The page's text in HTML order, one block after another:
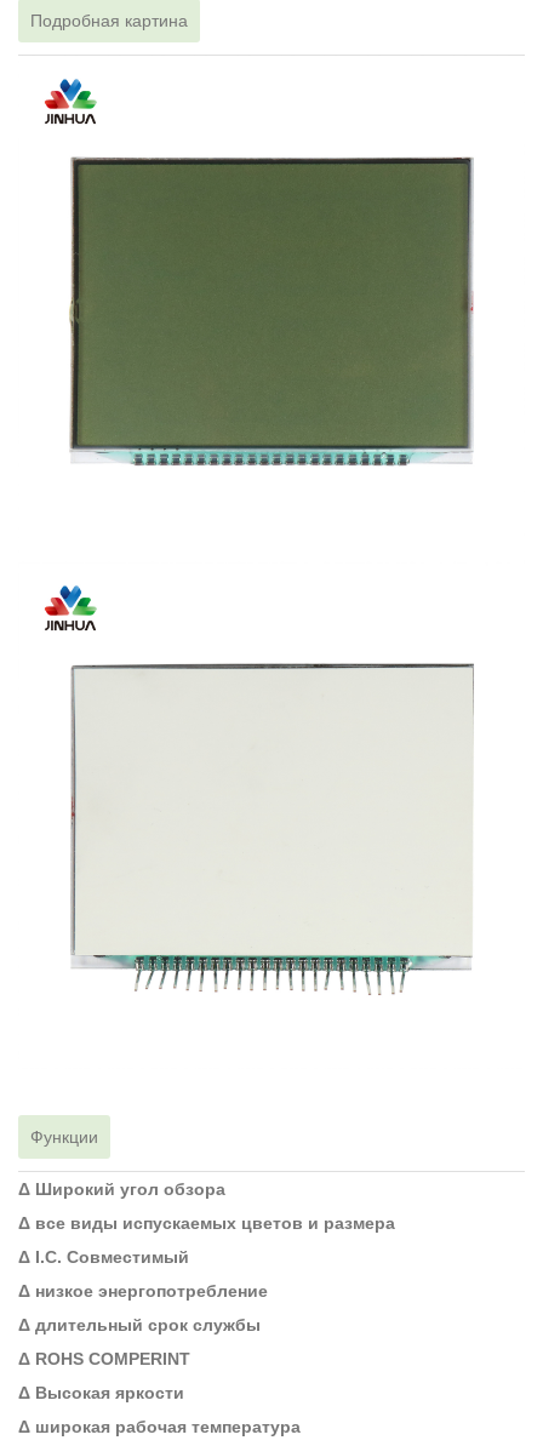
Подробная картина
Функции
Δ Широкий угол обзора
Δ все виды испускаемых цветов и размера
Δ I.C. Совместимый
Δ низкое энергопотребление
Δ длительный срок службы
Δ ROHS COMPERINT
Δ Высокая яркости
Δ широкая рабочая температура